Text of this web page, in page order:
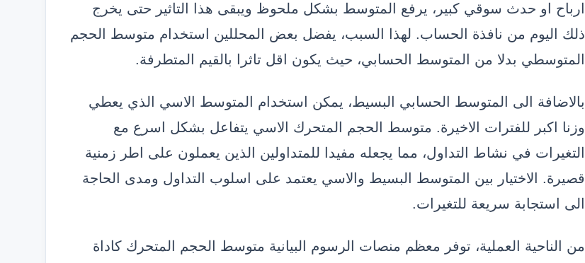
ارباح او حدث سوقي كبير، يرفع المتوسط بشكل ملحوظ ويبقى هذا التاثير حتى يخرج
ذلك اليوم من نافذة الحساب. لهذا السبب، يفضل بعض المحللين استخدام متوسط الحجم
المتوسطي بدلا من المتوسط الحسابي، حيث يكون اقل تاثرا بالقيم المتطرفة.
بالاضافة الى المتوسط الحسابي البسيط، يمكن استخدام المتوسط الاسي الذي يعطي
وزنا اكبر للفترات الاخيرة. متوسط الحجم المتحرك الاسي يتفاعل بشكل اسرع مع
التغيرات في نشاط التداول، مما يجعله مفيدا للمتداولين الذين يعملون على اطر زمنية
قصيرة. الاختيار بين المتوسط البسيط والاسي يعتمد على اسلوب التداول ومدى الحاجة
الى استجابة سريعة للتغيرات.
من الناحية العملية، توفر معظم منصات الرسوم البيانية متوسط الحجم المتحرك كاداة